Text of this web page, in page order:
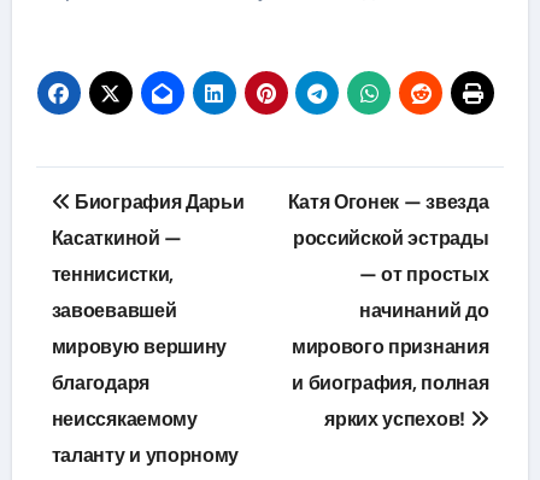
Навигация
по
записям
Биография Дарьи
Касаткиной —
теннисистки,
завоевавшей
мировую вершину
благодаря
неиссякаемому
таланту и упорному
Катя Огонек — звезда
российской эстрады
— от простых
начинаний до
мирового признания
и биография, полная
ярких успехов!